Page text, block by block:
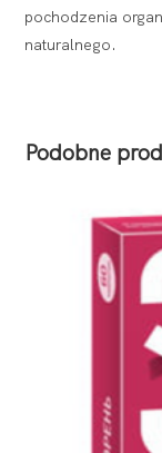
pochodzenia
naturalnego.
Podobne